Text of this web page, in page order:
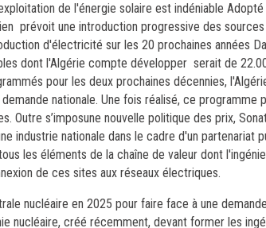
de l'énergie solaire est indéniable
prévoit une introduction progressive des
d'électricité sur les 20 prochaines années
dont l'Algérie compte développer serait de
pour les deux prochaines décennies,
nationale. Une fois réalisé, ce
s’imposune nouvelle politique des prix,
industrie nationale dans le cadre d'un partenariat
les éléments de la chaîne de valeur dont
de ces sites aux réseaux électriques.
nucléaire en 2025 pour faire face à une
nucléaire, créé récemment, devant former les